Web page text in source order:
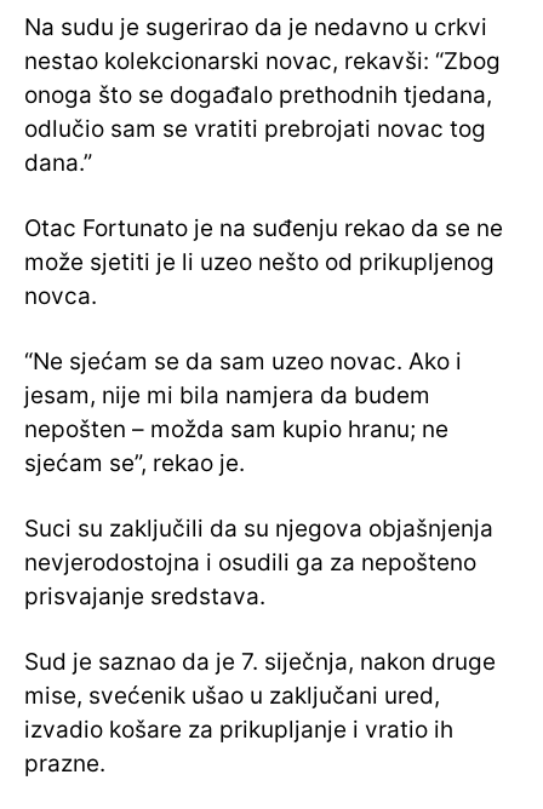
Na sudu je sugerirao da je nedavno u crkvi
nestao kolekcionarski novac, rekavši: “Zbog
onoga što se događalo prethodnih tjedana,
odlučio sam se vratiti prebrojati novac tog
dana.”
Otac Fortunato je na suđenju rekao da se ne
može sjetiti je li uzeo nešto od prikupljenog
novca.
“Ne sjećam se da sam uzeo novac. Ako i
jesam, nije mi bila namjera da budem
nepošten – možda sam kupio hranu; ne
sjećam se”, rekao je.
Suci su zaključili da su njegova objašnjenja
nevjerodostojna i osudili ga za nepošteno
prisvajanje sredstava.
Sud je saznao da je 7. siječnja, nakon druge
mise, svećenik ušao u zaključani ured,
izvadio košare za prikupljanje i vratio ih
prazne.